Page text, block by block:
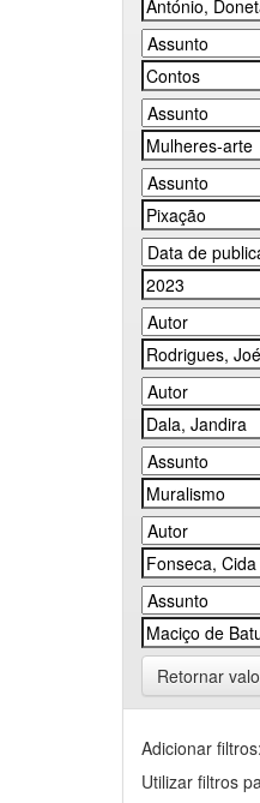
Retornar
Adicionar filtros:
Utilizar filtros